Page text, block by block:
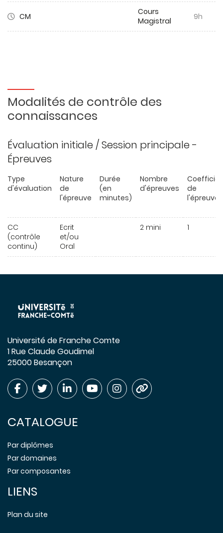
CM
Cours
Magistral
9h
Modalités de contrôle des
connaissances
Évaluation initiale / Session principale -
Épreuves
Type
d'évaluation
Nature
de
l'épreuve
Durée
(en
minutes)
Nombre
d'épreuves
de
l'épreuve
CC
(contrôle
continu)
Ecrit
et/ou
Oral
2 mini 1
Université de Franche Comte
1 Rue Claude Goudimel
25000 Besançon
CATALOGUE
Par diplômes
Par domaines
Par composantes
LIENS
Plan du site